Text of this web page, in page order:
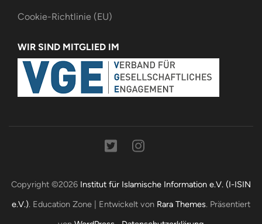
Cookie-Richtlinie (EU)
WIR SIND MITGLIED IM
Copyright ©2026 Institut für Islamische Information e.V. (I-ISIN
e.V.). Education Zone | Entwickelt von Rara Themes. Präsentiert